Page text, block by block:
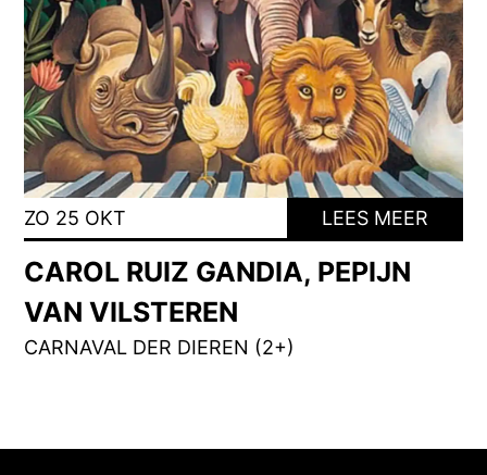
ZO 25 OKT LEES MEER
CAROL RUIZ GANDIA, PEPIJN
VAN VILSTEREN
CARNAVAL DER DIEREN (2+)